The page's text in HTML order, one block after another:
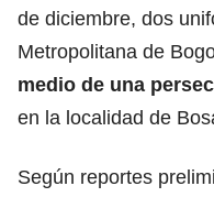
de diciembre, dos
Metropolitana de
medio de una
en la localidad de
Según reportes